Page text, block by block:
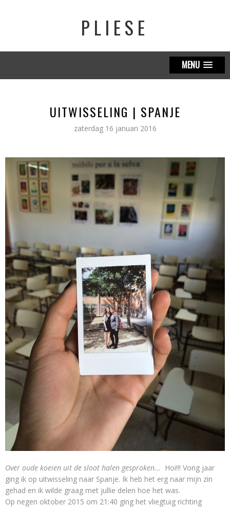
PLIESE
MENU
UITWISSELING | SPANJE
zaterdag 16 januari 2016
Over oude koeien uit de sloot halen gesproken...
Hoi!!! Vorig jaar
ging ik op uitwisseling naar Spanje. Ik heb het erg naar mijn zin
gehad en ik wilde graag met jullie delen hoe het was.
Op negen oktober 2015 om 21:40 ging het vliegtuig richting